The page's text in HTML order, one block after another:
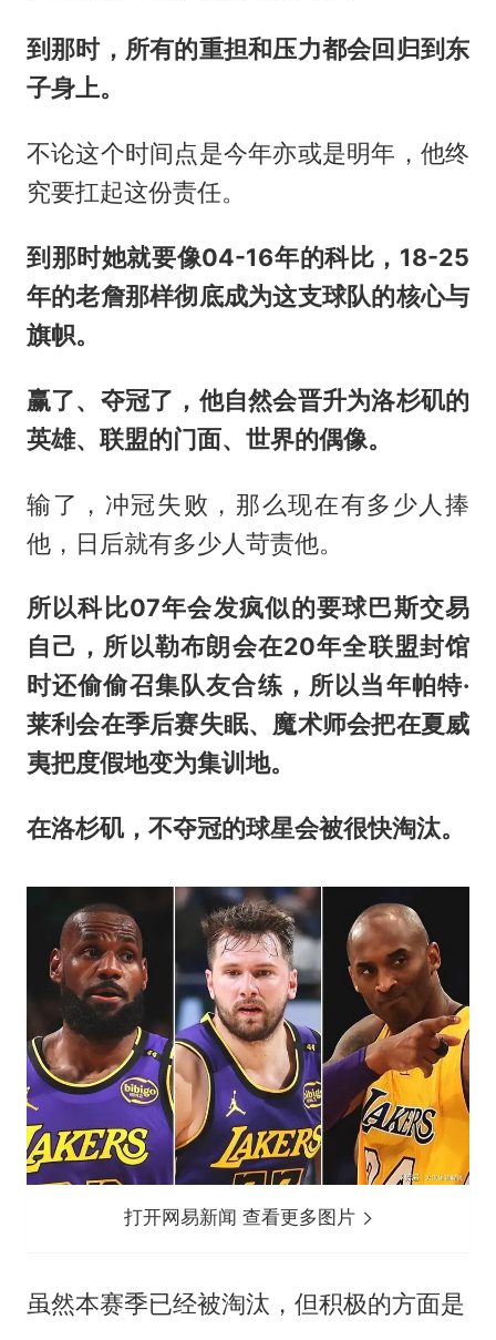
到那时，所有的重担和压力都会回归到东
子身上。
不论这个时间点是今年亦或是明年，他终
究要扛起这份责任。
到那时她就要像04-16年的科比，18-25
年的老詹那样彻底成为这支球队的核心与
旗帜。
赢了、夺冠了，他自然会晋升为洛杉矶的
英雄、联盟的门面、世界的偶像。
输了，冲冠失败，那么现在有多少人捧
他，日后就有多少人苛责他。
所以科比07年会发疯似的要球巴斯交易
自己，所以勒布朗会在20年全联盟封馆
时还偷偷召集队友合练，所以当年帕特·
莱利会在季后赛失眠、魔术师会把在夏威
夷把度假地变为集训地。
在洛杉矶，不夺冠的球星会被很快淘汰。
打开网易新闻 查看更多图片
虽然本赛季已经被淘汰，但积极的方面是